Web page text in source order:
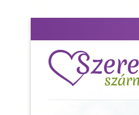
to
content